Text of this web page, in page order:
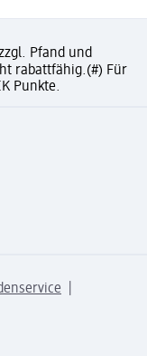
Pfand und
rabattfähig.(#) Für
Punkte.